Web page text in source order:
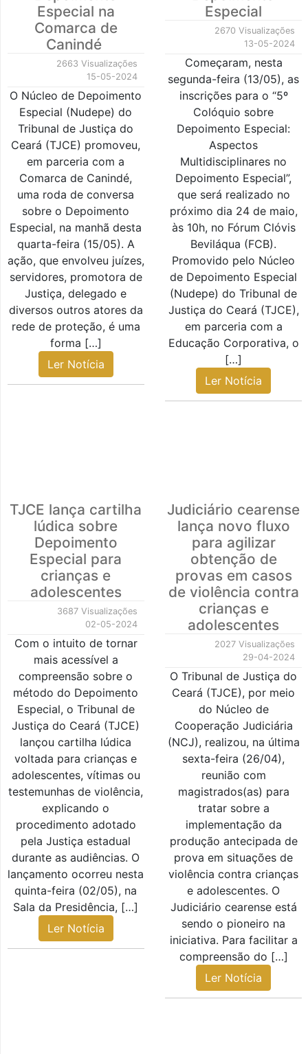
Especial na
Comarca de
Canindé
2663 Visualizações
15-05-2024
O Núcleo de Depoimento
Especial (Nudepe) do
Tribunal de Justiça do
Ceará (TJCE) promoveu,
em parceria com a
Comarca de Canindé,
uma roda de conversa
sobre o Depoimento
Especial, na manhã desta
quarta-feira (15/05). A
ação, que envolveu juízes,
servidores, promotora de
Justiça, delegado e
diversos outros atores da
rede de proteção, é uma
forma […]
Ler Notícia
Especial
2670 Visualizações
13-05-2024
Começaram, nesta
segunda-feira (13/05), as
inscrições para o “5º
Colóquio sobre
Depoimento Especial:
Aspectos
Multidisciplinares no
Depoimento Especial”,
que será realizado no
próximo dia 24 de maio,
às 10h, no Fórum Clóvis
Beviláqua (FCB).
Promovido pelo Núcleo
de Depoimento Especial
(Nudepe) do Tribunal de
Justiça do Ceará (TJCE),
em parceria com a
Educação Corporativa, o
[…]
Ler Notícia
TJCE lança cartilha
lúdica sobre
Depoimento
Especial para
crianças e
adolescentes
3687 Visualizações
02-05-2024
Com o intuito de tornar
mais acessível a
compreensão sobre o
método do Depoimento
Especial, o Tribunal de
Justiça do Ceará (TJCE)
lançou cartilha lúdica
voltada para crianças e
adolescentes, vítimas ou
testemunhas de violência,
explicando o
procedimento adotado
pela Justiça estadual
durante as audiências. O
lançamento ocorreu nesta
quinta-feira (02/05), na
Sala da Presidência, […]
Ler Notícia
Judiciário cearense
lança novo fluxo
para agilizar
obtenção de
provas em casos
de violência contra
crianças e
adolescentes
2027 Visualizações
29-04-2024
O Tribunal de Justiça do
Ceará (TJCE), por meio
do Núcleo de
Cooperação Judiciária
(NCJ), realizou, na última
sexta-feira (26/04),
reunião com
magistrados(as) para
tratar sobre a
implementação da
produção antecipada de
prova em situações de
violência contra crianças
e adolescentes. O
Judiciário cearense está
sendo o pioneiro na
iniciativa. Para facilitar a
compreensão do […]
Ler Notícia